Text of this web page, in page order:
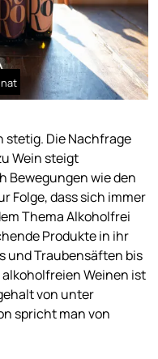
stetig. Die Nachfrage
Wein steigt
wie den
Folge, dass sich immer
Thema Alkoholfrei
Produkte in ihr
und Traubensäften bis
alkoholfreien Weinen ist
von unter
spricht man von